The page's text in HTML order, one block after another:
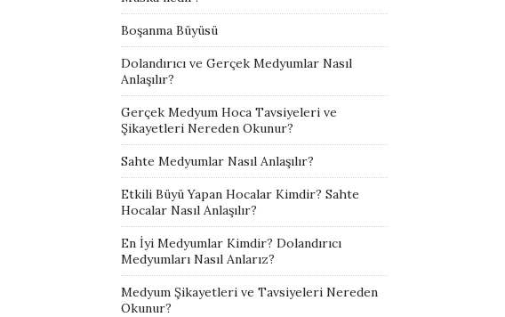
Boşanma Büyüsü
Dolandırıcı ve Gerçek Medyumlar Nasıl
Anlaşılır?
Gerçek Medyum Hoca Tavsiyeleri ve
Şikayetleri Nereden Okunur?
Sahte Medyumlar Nasıl Anlaşılır?
Etkili Büyü Yapan Hocalar Kimdir? Sahte
Hocalar Nasıl Anlaşılır?
En İyi Medyumlar Kimdir? Dolandırıcı
Medyumları Nasıl Anlarız?
Medyum Şikayetleri ve Tavsiyeleri Nereden
Okunur?